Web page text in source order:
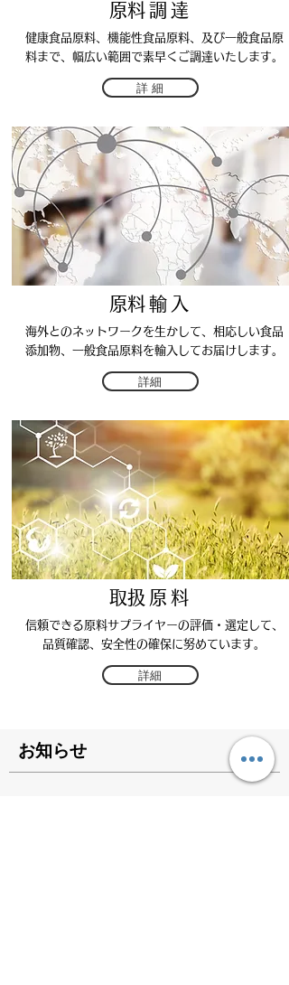
​お知らせ
詳 細
健康食品原料、機能性食品原料、及び一般食品原
料まで、幅広い範囲で素早くご調達いたします。
​原料調達
詳細
海外とのネットワークを生かして、相応しい食品
添加物、一般食品​原料を輸入してお届けします。
​原料輸入
詳細
信頼できる原料サプライヤーの評価・選定して、
品質確認、安全性の確保に努めています。
​取扱原料